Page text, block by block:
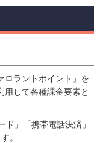
ロラントポイント」を
用して各種課金要素と
」「携帯電話決済」
。